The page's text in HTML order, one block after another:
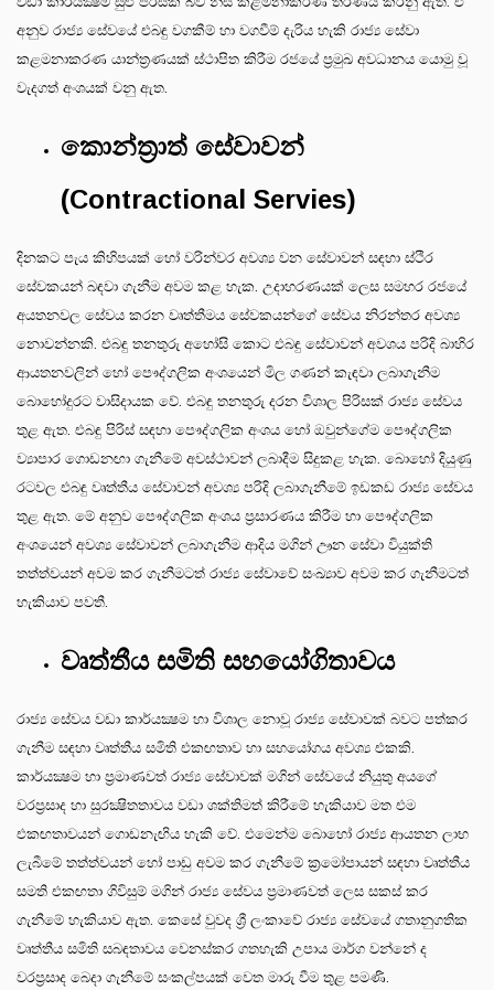
අනුව රාජ්‍ය සේවයේ එබඳු වගකීම් හා වගවීම් දැරිය හැකි රාජ්‍ය සේවා
කළමනාකරණ යාන්ත්‍රණයක් ස්ථාපිත කිරීම රජයේ ප්‍රමුඛ අවධානය යොමු වූ
වැදගත් අංශයක් වනු ඇත.
කොන්ත්‍රාත් සේවාවන්
(Contractional Servies)
දිනකට පැය කිහිපයක් හෝ වරින්වර අවශ්‍ය වන සේවාවන් සඳහා ස්ථිර
සේවකයන් බඳවා ගැනීම අවම කළ හැක. උදාහරණයක් ලෙස සමහර රජයේ
අයතනවල සේවය කරන වෘත්තීමය සේවකයන්ගේ සේවය නිරන්තර අවශ්‍ය
නොවන්නකි. එබඳු තනතුරු අහෝසි කොට එබඳු සේවාවන් අවශය පරිදි බාහිර
ආයතනවලින් හෝ පෞද්ගලික අංශයෙන් මිල ගණන් කැඳවා ලබාගැනීම
බොහෝදුරට වාසිදායක වේ. එබඳු තනතුරු දරන විශාල පිරිසක් රාජ්‍ය සේවය
තුළ ඇත. එබඳු පිරිස් සඳහා පෞද්ගලික අංශය හෝ ඔවුන්ගේම පෞද්ගලික
ව්‍යාපාර ගොඩනඟා ගැනීමේ අවස්ථාවන් ලබාදීම සිදුකළ හැක. බොහෝ දියුණු
රටවල එබඳු වෘත්තීය සේවාවන් අවශ්‍ය පරිදි ලබාගැනීමේ ඉඩකඩ රාජ්‍ය සේවය
තුළ ඇත. මේ අනුව පෞද්ගලික අංශය ප්‍රසාරණය කිරීම හා පෞද්ගලික
අංශයෙන් අවශ්‍ය සේවාවන් ලබාගැනීම ආදිය මගින් ඌන සේවා වියුක්ති
තත්ත්වයන් අවම කර ගැනීමටත් රාජ්‍ය සේවාවේ සංඛ්‍යාව අවම කර ගැනීමටත්
හැකියාව පවතී.
වෘත්තීය සමිති සහයෝගිතාවය
රාජ්‍ය සේවය වඩා කාර්යක්‍ෂම හා විශාල නොවූ රාජ්‍ය සේවාවක් බවට පත්කර
ගැනීම සඳහා වෘත්තීය සමිති එකඟතාව හා සහයෝගය අවශ්‍ය එකකි.
කාර්යක්‍ෂම හා ප්‍රමාණවත් රාජ්‍ය සේවාවක් මගින් සේවයේ නියුතු අයගේ
වරප්‍රසාද හා සුරක්‍ෂිතතාවය වඩා ශක්තිමත් කිරීමේ හැකියාව මත එම
එකඟතාවයන් ගොඩනැඟිය හැකි වේ. එමෙන්ම බොහෝ රාජ්‍ය ආයතන ලාභ
ලැබීමේ තත්ත්වයන් හෝ පාඩු අවම කර ගැනීමේ ක්‍රමෝපායන් සඳහා වෘත්තීය
සමති එකඟතා ගිවිසුම් මගින් රාජ්‍ය සේවය ප්‍රමාණවත් ලෙස සකස් කර
ගැනීමේ හැකියාව ඇත. කෙසේ වුවද ශ්‍රී ලංකාවේ රාජ්‍ය සේවයේ ගතානුගතික
වෘත්තීය සමිති සබඳතාවය වෙනස්කර ගතහැකි උපාය මාර්ග වන්නේ ද
වරප්‍රසාද බෙදා ගැනීමේ සංකල්පයක් වෙත මාරු වීම තුළ පමණි.